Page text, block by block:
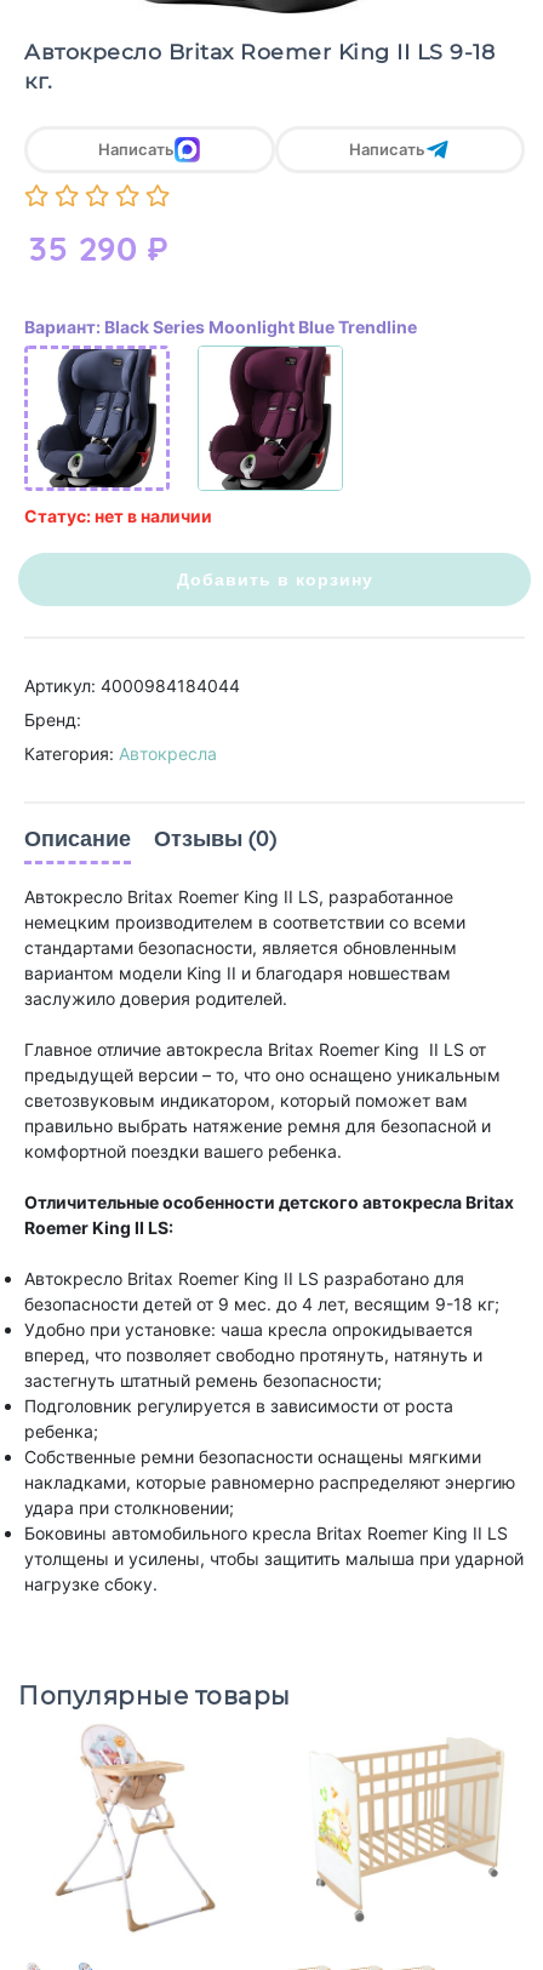
Aвтокресло Britax Roemer King II LS 9-18
кг.
35 290 ₽
Написать Написать
Вариант: Black Series Moonlight Blue Trendline
Статус: нет в наличии
Добавить в корзину
Артикул: 4000984184044
Бренд:
Категория: Автокресла
Описание Отзывы (0)
Автокресло Britax Roemer King II LS, разработанное
немецким производителем в соответствии со всеми
стандартами безопасности, является обновленным
вариантом модели King II и благодаря новшествам
заслужило доверия родителей.
Главное отличие автокресла Britax Roemer King II LS от
предыдущей версии – то, что оно оснащено уникальным
светозвуковым индикатором, который поможет вам
правильно выбрать натяжение ремня для безопасной и
комфортной поездки вашего ребенка.
Отличительные особенности детского автокресла Britax
Roemer King II LS:
Автокресло Britax Roemer King II LS разработано для
безопасности детей от 9 мес. до 4 лет, весящим 9-18 кг;
Удобно при установке: чаша кресла опрокидывается
вперед, что позволяет свободно протянуть, натянуть и
застегнуть штатный ремень безопасности;
Подголовник регулируется в зависимости от роста
ребенка;
Собственные ремни безопасности оснащены мягкими
накладками, которые равномерно распределяют энергию
удара при столкновении;
Боковины автомобильного кресла Britax Roеmer King II LS
утолщены и усилены, чтобы защитить малыша при ударной
нагрузке сбоку.
Популярные товары